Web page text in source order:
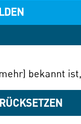
bekannt